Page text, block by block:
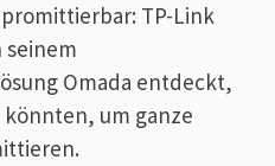
TP-Link
seinem
Omada entdeckt,
um ganze